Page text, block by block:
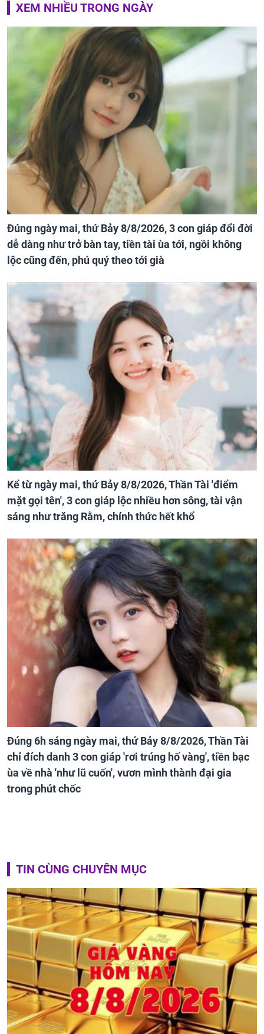
XEM NHIỀU TRONG NGÀY
Đúng ngày mai, thứ Bảy 8/8/2026, 3 con giáp đổi đời
dễ dàng như trở bàn tay, tiền tài ùa tới, ngồi không
lộc cũng đến, phú quý theo tới già
Kể từ ngày mai, thứ Bảy 8/8/2026, Thần Tài 'điểm
mặt gọi tên', 3 con giáp lộc nhiều hơn sông, tài vận
sáng như trăng Rằm, chính thức hết khổ
Đúng 6h sáng ngày mai, thứ Bảy 8/8/2026, Thần Tài
chỉ đích danh 3 con giáp 'rơi trúng hố vàng', tiền bạc
ùa về nhà 'như lũ cuốn', vươn mình thành đại gia
trong phút chốc
TIN CÙNG CHUYÊN MỤC